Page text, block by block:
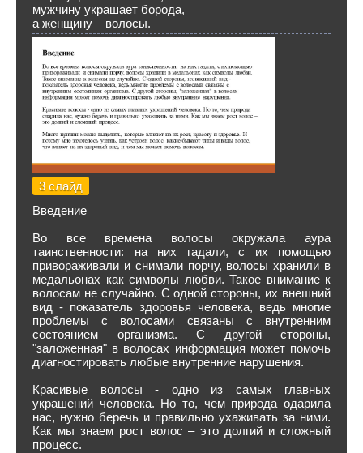
мужчину украшает борода,
а женщину – волосы.
3 слайд
Введение
Во все времена волосы окружала аура
таинственности: на них гадали, с их помощью
привораживали и снимали порчу, волосы хранили в
медальонах как символы любви. Такое внимание к
волосам не случайно. С одной стороны, их внешний
вид - показатель здоровья человека, ведь многие
проблемы с волосами связаны с внутренним
состоянием организма. С другой стороны,
"заложенная" в волосах информация может помочь
диагностировать любые внутренние нарушения.
Красивые волосы - одно из самых главных
украшений человека. Но то, чем природа одарила
нас, нужно беречь и правильно ухаживать за ними.
Как мы знаем рост волос – это долгий и сложный
процесс.